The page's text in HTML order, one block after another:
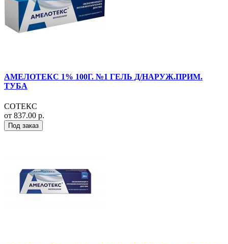
АМЕЛОТЕКС 1% 100Г. №1 ГЕЛЬ Д/НАРУЖ.ПРИМ.
ТУБА
СОТЕКС
от 837.00 р.
Под заказ